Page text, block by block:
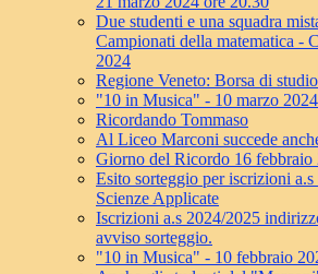
Due studenti e una squadra
Campionati della matematica -
2024
Regione Veneto: Borsa di
"10 in Musica" - 10 marzo
Ricordando Tommaso
Al Liceo Marconi succede
Giorno del Ricordo 16 febbraio
Esito sorteggio per iscrizioni
Scienze Applicate
Iscrizioni a.s 2024/2025
avviso sorteggio.
"10 in Musica" - 10 febbraio